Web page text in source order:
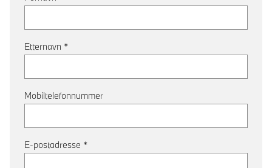
Etternavn *
Mobiltelefonnummer
E-postadresse *